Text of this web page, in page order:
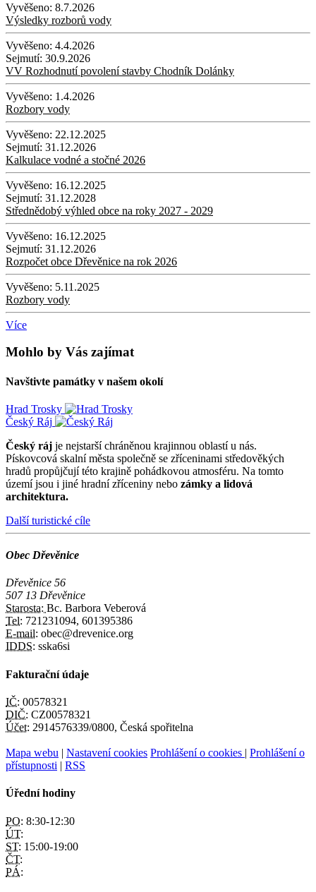
Vyvěšeno: 8.7.2026
Výsledky rozborů vody
Vyvěšeno: 4.4.2026
Sejmutí: 30.9.2026
VV Rozhodnutí povolení stavby Chodník Dolánky
Vyvěšeno: 1.4.2026
Rozbory vody
Vyvěšeno: 22.12.2025
Sejmutí: 31.12.2026
Kalkulace vodné a stočné 2026
Vyvěšeno: 16.12.2025
Sejmutí: 31.12.2028
Střednědobý výhled obce na roky 2027 - 2029
Vyvěšeno: 16.12.2025
Sejmutí: 31.12.2026
Rozpočet obce Dřevěnice na rok 2026
Vyvěšeno: 5.11.2025
Rozbory vody
Více
Mohlo by Vás zajímat
Navštivte památky v našem okolí
Hrad Trosky
Český Ráj
Český ráj je nejstarší chráněnou krajinnou oblastí u nás.
Pískovcová skalní města společně se zříceninami středověkých
hradů propůjčují této krajině pohádkovou atmosféru. Na tomto
území jsou i jiné hradní zříceniny nebo zámky a lidová
architektura.
Další turistické cíle
Obec Dřevěnice
Dřevěnice 56
507 13 Dřevěnice
Starosta: Bc. Barbora Veberová
Tel: 721231094, 601395386
E-mail: obec@drevenice.org
IDDS: sska6si
Fakturační údaje
IČ: 00578321
DIČ: CZ00578321
Účet: 2914576339/0800, Česká spořitelna
Mapa webu | Nastavení cookies Prohlášení o cookies | Prohlášení o
přístupnosti | RSS
Úřední hodiny
PO: 8:30-12:30
ÚT:
ST: 15:00-19:00
ČT:
PÁ: